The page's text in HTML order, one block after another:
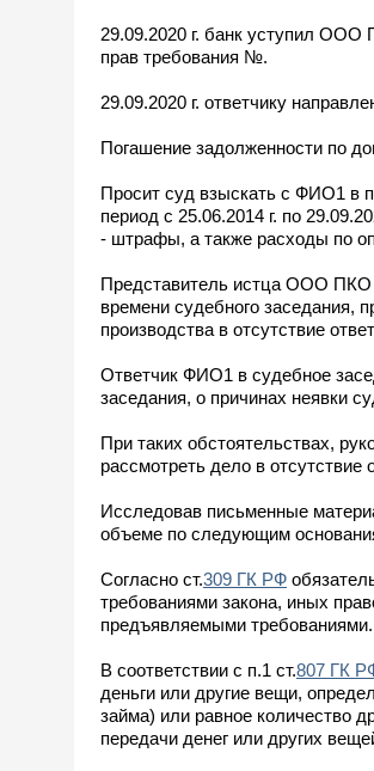
29.09.2020 г. банк уступил ООО
прав требования №.
29.09.2020 г. ответчику
Погашение задолженности по
Просит суд взыскать с ФИО1 в
период с 25.06.2014 г. по
- штрафы, а также расходы по
Представитель истца ООО ПКО
времени судебного заседания,
производства в отсутствие
Ответчик ФИО1 в судебное
заседания, о причинах неявки
При таких обстоятельствах,
рассмотреть дело в отсутствие
Исследовав письменные
объеме по следующим
Согласно ст.309 ГК РФ
требованиями закона, иных
предъявляемыми требованиями.
В соответствии с п.1 ст.807 ГК
деньги или другие вещи,
займа) или равное количество
передачи денег или других